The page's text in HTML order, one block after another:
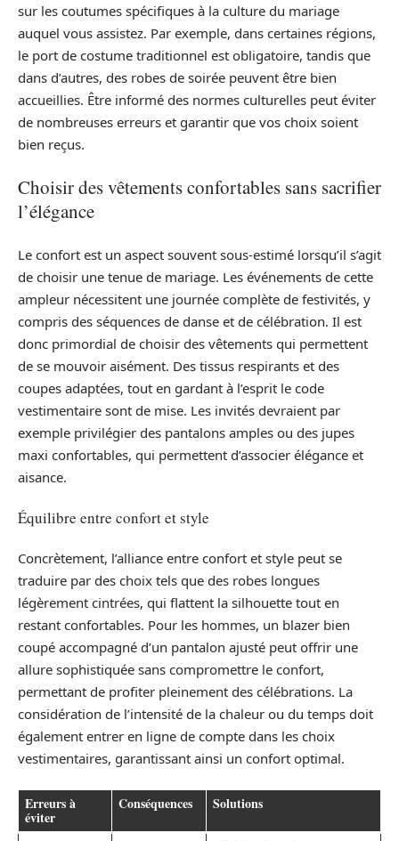
sur les coutumes spécifiques à la culture du mariage
auquel vous assistez. Par exemple, dans certaines régions,
le port de costume traditionnel est obligatoire, tandis que
dans d’autres, des robes de soirée peuvent être bien
accueillies. Être informé des normes culturelles peut éviter
de nombreuses erreurs et garantir que vos choix soient
bien reçus.
Choisir des vêtements confortables sans sacrifier
l’élégance
Le confort est un aspect souvent sous-estimé lorsqu’il s’agit
de choisir une tenue de mariage. Les événements de cette
ampleur nécessitent une journée complète de festivités, y
compris des séquences de danse et de célébration. Il est
donc primordial de choisir des vêtements qui permettent
de se mouvoir aisément. Des tissus respirants et des
coupes adaptées, tout en gardant à l’esprit le code
vestimentaire sont de mise. Les invités devraient par
exemple privilégier des pantalons amples ou des jupes
maxi confortables, qui permettent d’associer élégance et
aisance.
Équilibre entre confort et style
Concrètement, l’alliance entre confort et style peut se
traduire par des choix tels que des robes longues
légèrement cintrées, qui flattent la silhouette tout en
restant confortables. Pour les hommes, un blazer bien
coupé accompagné d’un pantalon ajusté peut offrir une
allure sophistiquée sans compromettre le confort,
permettant de profiter pleinement des célébrations. La
considération de l’intensité de la chaleur ou du temps doit
également entrer en ligne de compte dans les choix
vestimentaires, garantissant ainsi un confort optimal.
Erreurs à
éviter
Conséquences Solutions